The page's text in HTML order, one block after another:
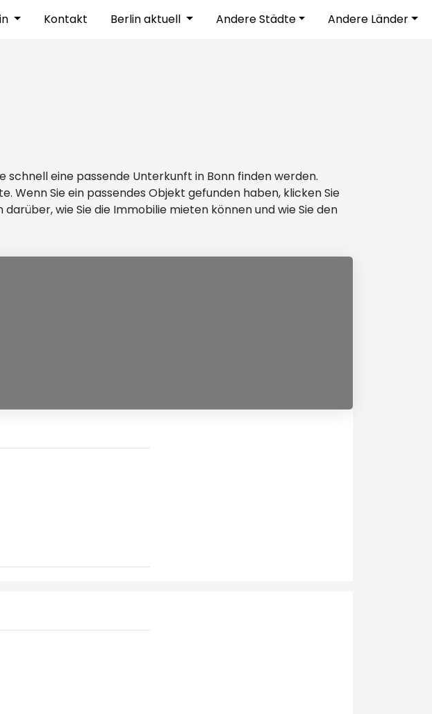
Kontakt Berlin aktuell Andere Städte Andere Länder
eine passende Unterkunft in Bonn finden werden.
Wenn Sie ein passendes Objekt gefunden haben, klicken Sie
wie Sie die Immobilie mieten können und wie Sie den